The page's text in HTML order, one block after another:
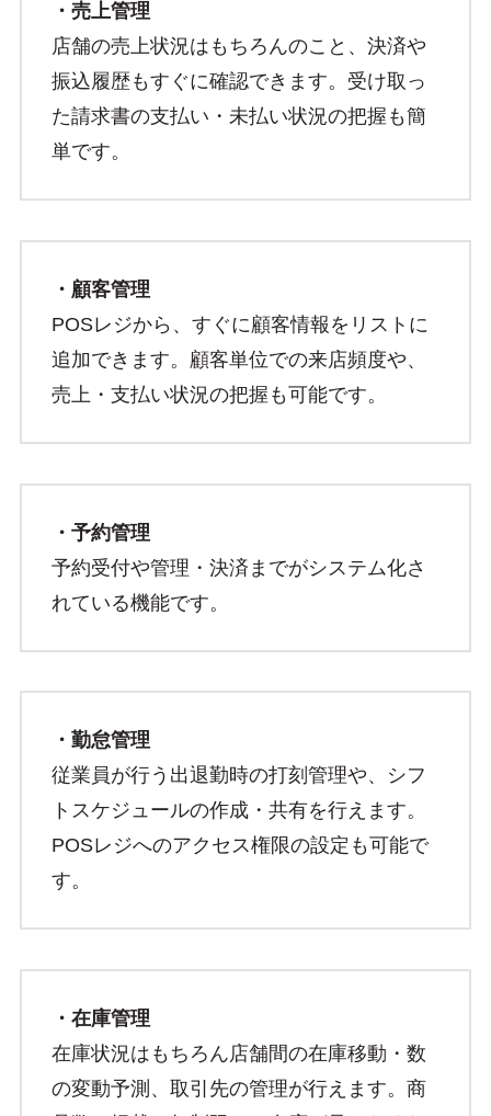
・売上管理
店舗の売上状況はもちろんのこと、決済や
振込履歴もすぐに確認できます。受け取っ
た請求書の支払い・未払い状況の把握も簡
単です。
・顧客管理
POSレジから、すぐに顧客情報をリストに
追加できます。顧客単位での来店頻度や、
売上・支払い状況の把握も可能です。
・予約管理
予約受付や管理・決済までがシステム化さ
れている機能です。
・勤怠管理
従業員が行う出退勤時の打刻管理や、シフ
トスケジュールの作成・共有を行えます。
POSレジへのアクセス権限の設定も可能で
す。
・在庫管理
在庫状況はもちろん店舗間の在庫移動・数
の変動予測、取引先の管理が行えます。商